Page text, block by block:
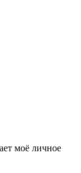
моё личное